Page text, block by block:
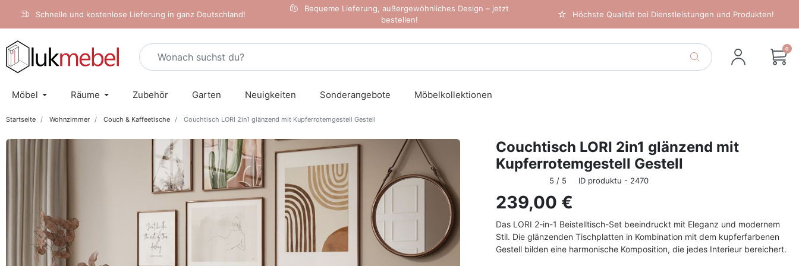
Schnelle und kostenlose Lieferung in ganz Deutschland!
Bequeme Lieferung, außergewöhnliches Design – jetzt
bestellen!
Höchste Qualität bei Dienstleistungen und Produkten!
0
Möbel Räume Zubehör Garten Neuigkeiten Sonderangebote Möbelkollektionen
Startseite Wohnzimmer Couch & Kaffeetische Couchtisch LORI 2in1 glänzend mit Kupferrotemgestell Gestell
Couchtisch LORI 2in1 glänzend mit
Kupferrotemgestell Gestell
5 / 5 ID produktu - 2470
239,00 €
Das LORI 2-in-1 Beistelltisch-Set beeindruckt mit Eleganz und modernem
Stil. Die glänzenden Tischplatten in Kombination mit dem kupferfarbenen
Gestell bilden eine harmonische Komposition, die jedes Interieur bereichert.